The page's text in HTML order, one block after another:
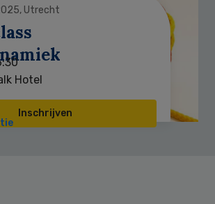
Utrecht
Hotel
Inschrijven